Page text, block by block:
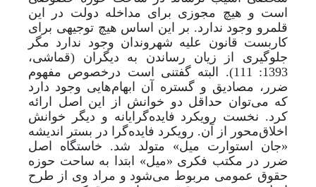
است و هیچ مجوزی برای مداخله دولت در این
قلمرو وجود ندارد. بر این اساس هیچ توجیهی برای
کاربست قانون علیه شهروندان وجود ندارد مگر
جلوگیری از زیان رساندن به دیگران (قماشی،
1393: 111). البته گفتنی است درخصوص مفهوم
ضرر، مصادیق و گستره آن ابهام‌هایی وجود دارد
که می‌توان حداقل دو خوانش از این اصل ارائه
کرد. نخست رویکرد فایده‌گرایانه و دیگر خوانش
اخلاق‌محور از آن. رویکرد فایده‌گرا در بستر اندیشه
«جان استوارت میل» متولد شد. خاستگاه اصل
ضرر در مکتب فکری «میل» ابتدا به ساحت حوزه
حقوق عمومی مربوط می‌شود و مراد وی از طرح